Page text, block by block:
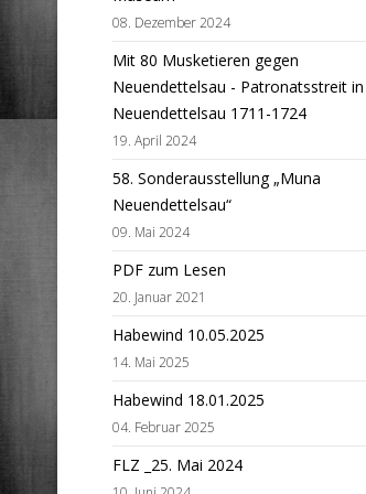
08. Dezember 2024
Mit 80 Musketieren gegen
Neuendettelsau - Patronatsstreit in
Neuendettelsau 1711-1724
19. April 2024
58. Sonderausstellung „Muna
Neuendettelsau“
09. Mai 2024
PDF zum Lesen
20. Januar 2021
Habewind 10.05.2025
14. Mai 2025
Habewind 18.01.2025
04. Februar 2025
FLZ _25. Mai 2024